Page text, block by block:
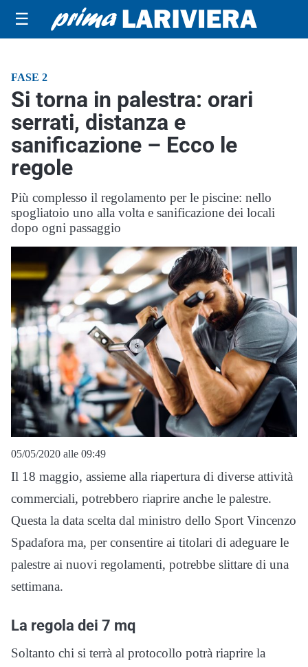
☰
FASE 2
Si torna in palestra: orari
serrati, distanza e
sanificazione – Ecco le
regole
Più complesso il regolamento per le piscine: nello
spogliatoio uno alla volta e sanificazione dei locali
dopo ogni passaggio
05/05/2020 alle 09:49
Il 18 maggio, assieme alla riapertura di diverse attività
commerciali, potrebbero riaprire anche le palestre.
Questa la data scelta dal ministro dello Sport Vincenzo
Spadafora ma, per consentire ai titolari di adeguare le
palestre ai nuovi regolamenti, potrebbe slittare di una
settimana.
La regola dei 7 mq
Soltanto chi si terrà al protocollo potrà riaprire la